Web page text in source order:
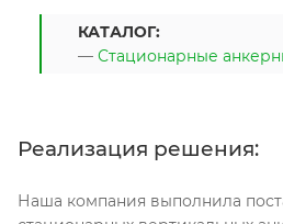
КАТАЛОГ:
— Стационарные
Реализация решения:
Наша компания выполнила